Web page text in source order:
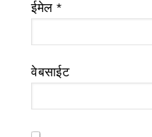
ईमेल *
वेबसाईट